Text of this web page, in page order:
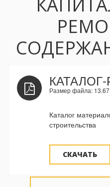
КАТАЛОГ-
Размер файла:
Каталог
строительства
СКАЧАТЬ